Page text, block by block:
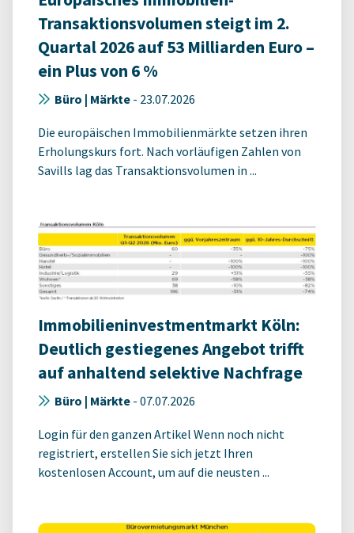
Transaktionsvolumen steigt im 2.
Quartal 2026 auf 53 Milliarden Euro –
ein Plus von 6 %
Büro | Märkte - 23.07.2026
Die europäischen Immobilienmärkte setzen ihren
Erholungskurs fort. Nach vorläufigen Zahlen von
Savills lag das Transaktionsvolumen in ...
Immobilieninvestmentmarkt Köln:
Deutlich gestiegenes Angebot trifft
auf anhaltend selektive Nachfrage
Büro | Märkte - 07.07.2026
Login für den ganzen Artikel Wenn noch nicht
registriert, erstellen Sie sich jetzt Ihren
kostenlosen Account, um auf die neusten ...